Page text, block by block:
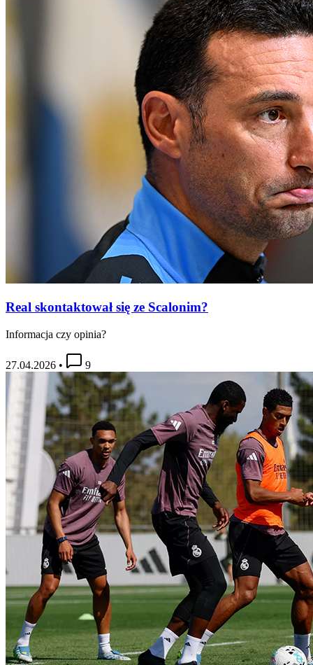
Real skontaktował się ze Scalonim?
Informacja czy opinia?
27.04.2026 • 9